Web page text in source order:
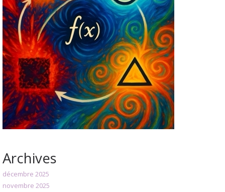
Archives
décembre 2025
novembre 2025